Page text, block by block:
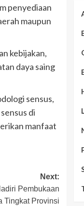
penyediaan
maupun
kebijakan,
daya saing
sensus,
di
manfaat
Next:
Pembukaan
Tingkat Provinsi